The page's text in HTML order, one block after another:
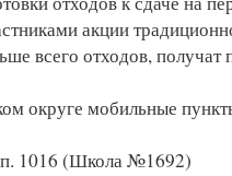
акции
всего отходов, получат
округе мобильные
1016 (Школа №1692)